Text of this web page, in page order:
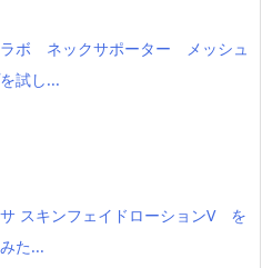
ラボ ネックサポーター メッシュ
試し...
スキンフェイドローションV を
た...